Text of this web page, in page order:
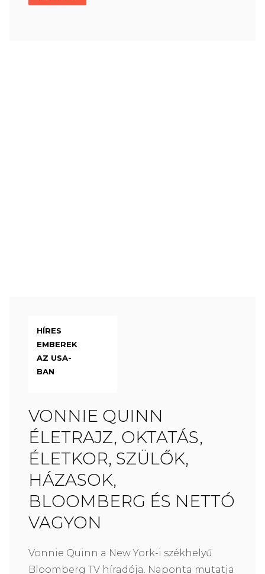
HÍRES
EMBEREK
AZ USA-
BAN
VONNIE QUINN
ÉLETRAJZ, OKTATÁS,
ÉLETKOR, SZÜLŐK,
HÁZASOK,
BLOOMBERG ÉS NETTÓ
VAGYON
Vonnie Quinn a New York-i székhelyű
Bloomberg TV híradója. Naponta mutatja